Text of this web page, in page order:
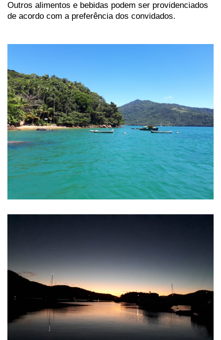
Outros alimentos e bebidas podem ser providenciados
de acordo com a preferência dos convidados.